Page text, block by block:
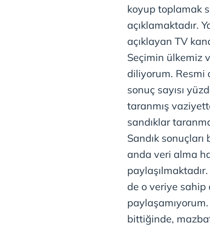
koyup toplamak
açıklamaktadır.
açıklayan TV
Seçimin ülkemiz
diliyorum. Resmi
sonuç sayısı
taranmış
sandıklar
Sandık
anda veri alma
de o veriye sahip
bittiğinde,